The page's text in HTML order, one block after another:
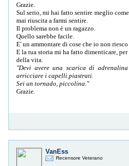
Grazie.
Sul serio, mi hai fatto sentire meglio
mai riuscita a farmi sentire.
Il problema non è un ragazzo.
Quello sarebbe facile.
E' un ammontare di cose che io non riesco
E la tua storia mi ha fatto dimenticare,
della vita.
"Devi avere una scarica di
arricciare i capelli piastrati.
Sei un tornado, piccolina."
Grazie.
VanEss
Recensore Veterano